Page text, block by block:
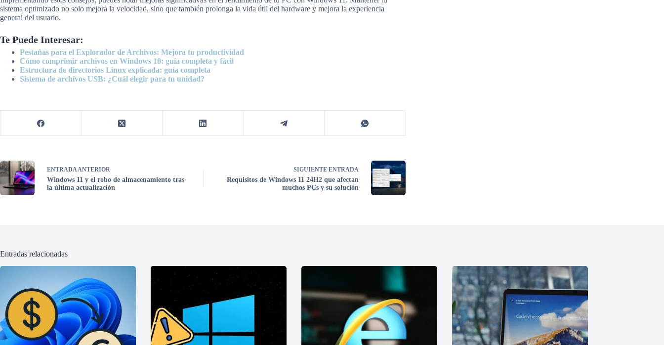
sistema optimizado no solo mejora la velocidad, sino que también prolonga la vida útil del hardware y mejora la experiencia
general del usuario.
Te Puede Interesar:
Pestañas para el Explorador de Archivos: Mejora tu productividad
Cómo comprimir archivos en Windows 10: guía completa y fácil
Estructura de directorios Linux explicada: guía completa
Sistema de archivos USB: ¿Cuál elegir para tu unidad?
ENTRADA ANTERIOR
Windows 11 y el robo de almacenamiento tras
la última actualización
SIGUIENTEENTRADA
Requisitos de Windows 11 24H2 que afectan
muchos PCs y su solución
Entradas relacionadas